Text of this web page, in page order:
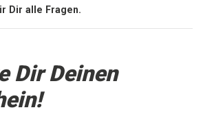
Dir alle Fragen.
Dir Deinen